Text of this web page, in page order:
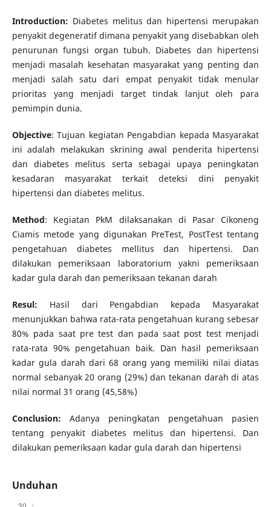
Introduction: Diabetes melitus dan hipertensi merupakan
penyakit degeneratif dimana penyakit yang disebabkan oleh
penurunan fungsi organ tubuh. Diabetes dan hipertensi
menjadi masalah kesehatan masyarakat yang penting dan
menjadi salah satu dari empat penyakit tidak menular
prioritas yang menjadi target tindak lanjut oleh para
pemimpin dunia.
Objective: Tujuan kegiatan Pengabdian kepada Masyarakat
ini adalah melakukan skrining awal penderita hipertensi
dan diabetes melitus serta sebagai upaya peningkatan
kesadaran masyarakat terkait deteksi dini penyakit
hipertensi dan diabetes melitus.
Method: Kegiatan PkM dilaksanakan di Pasar Cikoneng
Ciamis metode yang digunakan PreTest, PostTest tentang
pengetahuan diabetes mellitus dan hipertensi. Dan
dilakukan pemeriksaan laboratorium yakni pemeriksaan
kadar gula darah dan pemeriksaan tekanan darah
Resul: Hasil dari Pengabdian kepada Masyarakat
menunjukkan bahwa rata-rata pengetahuan kurang sebesar
80% pada saat pre test dan pada saat post test menjadi
rata-rata 90% pengetahuan baik. Dan hasil pemeriksaan
kadar gula darah dari 68 orang yang memiliki nilai diatas
normal sebanyak 20 orang (29%) dan tekanan darah di atas
nilai normal 31 orang (45,58%)
Conclusion: Adanya peningkatan pengetahuan pasien
tentang penyakit diabetes melitus dan hipertensi. Dan
dilakukan pemeriksaan kadar gula darah dan hipertensi
Unduhan